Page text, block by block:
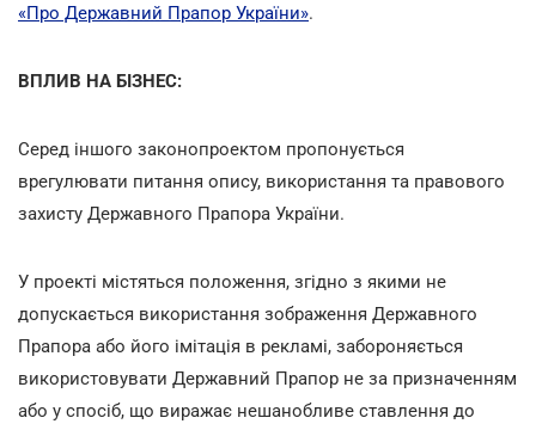
«Про Державний Прапор України».
ВПЛИВ НА БІЗНЕС:
Серед іншого законопроектом пропонується
врегулювати питання опису, використання та правового
захисту Державного Прапора України.
У проекті містяться положення, згідно з якими не
допускається використання зображення Державного
Прапора або його імітація в рекламі, забороняється
використовувати Державний Прапор не за призначенням
або у спосіб, що виражає нешанобливе ставлення до